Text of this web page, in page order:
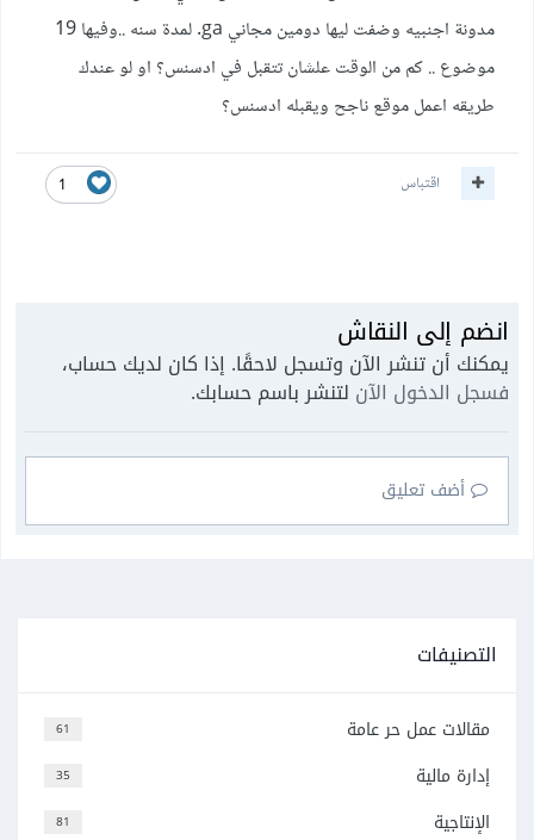
مدونة اجنبيه وضفت ليها دومين مجاني ga. لمدة سنه ..وفيها 19
موضوع .. كم من الوقت علشان تتقبل في ادسنس؟ او لو عندك
طريقه اعمل موقع ناجح ويقبله ادسنس؟
1 اقتباس
انضم إلى النقاش
يمكنك أن تنشر الآن وتسجل لاحقًا. إذا كان لديك حساب،
فسجل الدخول الآن لتنشر باسم حسابك.
أضف تعليق
التصنيفات
61 مقالات عمل حر عامة
35 إدارة مالية
81 الإنتاجية